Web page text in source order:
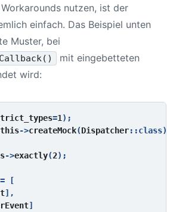
nutzen, ist der
einfach. Das Beispiel unten
Muster, bei
mit eingebetteten
wird:
=1
->createMock(Dispatcher::class);
->exactly(2);
= [
],
]